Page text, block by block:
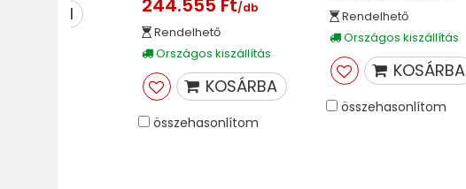
244.555 Ft/db
Rendelhető
Országos kiszállítás
KOSÁRBA
összehasonlítom
Rendelhető
Országos kiszállítás
KOSÁRBA
összehasonlítom